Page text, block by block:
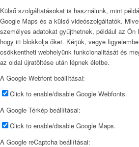
Külső szolgáltatásokat is használunk, mint
Google Maps és a külső videószolgáltatók.
személyes adatokat gyűjthetnek, például az
hogy itt blokkolja őket. Kérjük, vegye
csökkentheti webhelyünk funkcionalitását és
az oldal újratöltése után lépnek életbe.
A Google Webfont beállításai:
Click to enable/disable Google Webfonts.
A Google Térkép beállításai:
Click to enable/disable Google Maps.
A Google reCaptcha beállításai: